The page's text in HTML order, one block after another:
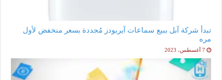
تبدأ شركة آبل ببيع سماعات آيربودز مُجددة بسعر منخفض لأول
مره
7 أغسطس، 2023